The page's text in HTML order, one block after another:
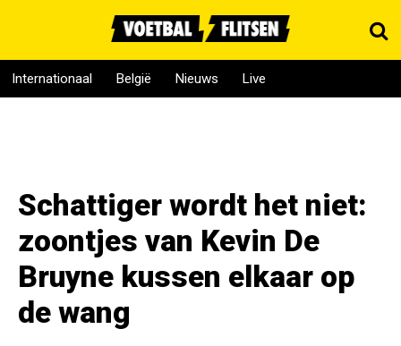
Internationaal België Nieuws Live
Schattiger wordt het niet:
zoontjes van Kevin De
Bruyne kussen elkaar op
de wang